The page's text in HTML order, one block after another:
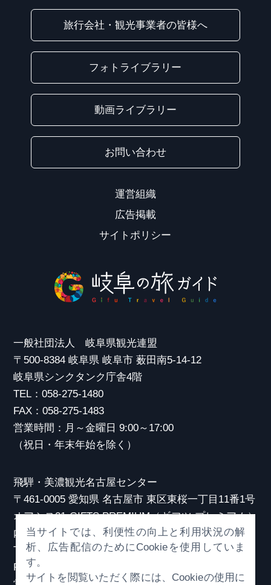
旅行会社・観光事業者の皆様へ
フォトライブラリー
動画ライブラリー
お問い合わせ
運営組織
広告掲載
サイトポリシー
一般社団法人 岐阜県観光連盟
〒500-8384 岐阜県 岐阜市 薮田南5-14-12
岐阜県シンクタンク庁舎4階
TEL：058-275-1480
FAX：058-275-1483
営業時間：月～金曜日 9:00～17:00
（祝日・年末年始を除く）
飛騨・美濃観光名古屋センター
〒461-0005 愛知県 名古屋市 東区東桜一丁目11番1号
オアシス21 GIFTS PREMIUM（ギフツ プレミアム）
内
TEL：052-253-6185
FAX：052-253-6186
当サイトでは、利便性の向上と利用状況の解
析、広告配信のためにCookieを使用していま
す。
サイトを閲覧いただく際には、Cookieの使用に